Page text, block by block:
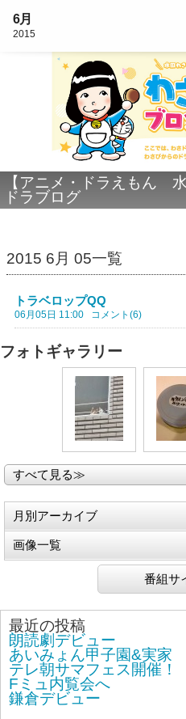
6月
2015
【アニメ・ドラえもん
ドラブログ
2015 6月 05一覧
トラベロップQQ
06月05日 11:00 コメント(6)
フォトギャラリー
すべて見る≫
月別アーカイブ
画像一覧
番組サ
最近の投稿
朗読劇デビュー
あいみょん甲子園&実家
テレ朝サマフェス開催！
Fミュ内覧会へ
鎌倉デビュー